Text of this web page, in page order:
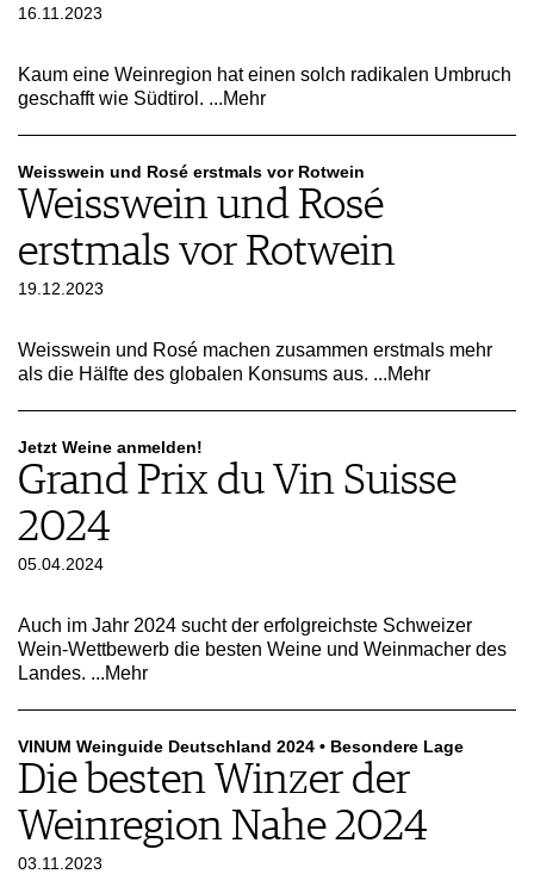
16.11.2023
Kaum eine Weinregion hat einen solch radikalen Umbruch
geschafft wie Südtirol. ...Mehr
Weisswein und Rosé erstmals vor Rotwein
Weisswein und Rosé
erstmals vor Rotwein
19.12.2023
Weisswein und Rosé machen zusammen erstmals mehr
als die Hälfte des globalen Konsums aus. ...Mehr
Jetzt Weine anmelden!
Grand Prix du Vin Suisse
2024
05.04.2024
Auch im Jahr 2024 sucht der erfolgreichste Schweizer
Wein-Wettbewerb die besten Weine und Weinmacher des
Landes. ...Mehr
VINUM Weinguide Deutschland 2024 • Besondere Lage
Die besten Winzer der
Weinregion Nahe 2024
03.11.2023